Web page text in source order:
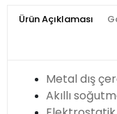
Ürün Açıklaması
Metal dış
Akıllı